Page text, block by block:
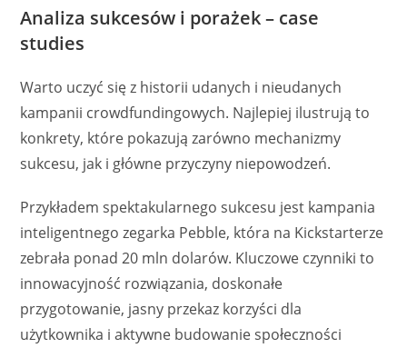
Analiza sukcesów i porażek – case
studies
Warto uczyć się z historii udanych i nieudanych
kampanii crowdfundingowych. Najlepiej ilustrują to
konkrety, które pokazują zarówno mechanizmy
sukcesu, jak i główne przyczyny niepowodzeń.
Przykładem spektakularnego sukcesu jest kampania
inteligentnego zegarka Pebble, która na Kickstarterze
zebrała ponad 20 mln dolarów. Kluczowe czynniki to
innowacyjność rozwiązania, doskonałe
przygotowanie, jasny przekaz korzyści dla
użytkownika i aktywne budowanie społeczności